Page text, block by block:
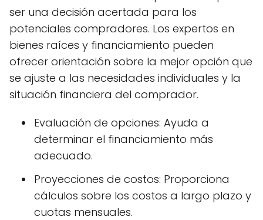
ser una decisión acertada para los
potenciales compradores. Los expertos en
bienes raíces y financiamiento pueden
ofrecer orientación sobre la mejor opción que
se ajuste a las necesidades individuales y la
situación financiera del comprador.
Evaluación de opciones: Ayuda a
determinar el financiamiento más
adecuado.
Proyecciones de costos: Proporciona
cálculos sobre los costos a largo plazo y
cuotas mensuales.